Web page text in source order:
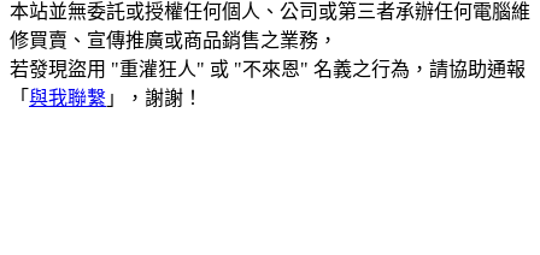
本站並無委託或授權任何個人、公司或第三者承辦任何電腦維
修買賣、宣傳推廣或商品銷售之業務，
若發現盜用 "重灌狂人" 或 "不來恩" 名義之行為，請協助通報
「 與我聯繫 」，謝謝！